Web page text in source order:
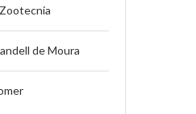
de Moura